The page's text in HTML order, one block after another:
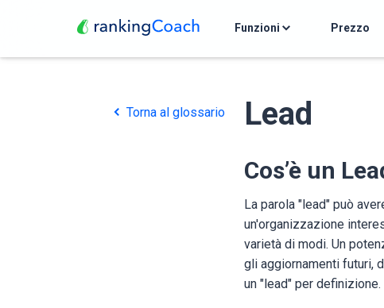
Funzioni Prezzo
Torna al glossario Lead
Cos’è un
La parola "lead" può
un'organizzazione
varietà di modi. Un
gli aggiornamenti futuri,
un "lead" per definizione.